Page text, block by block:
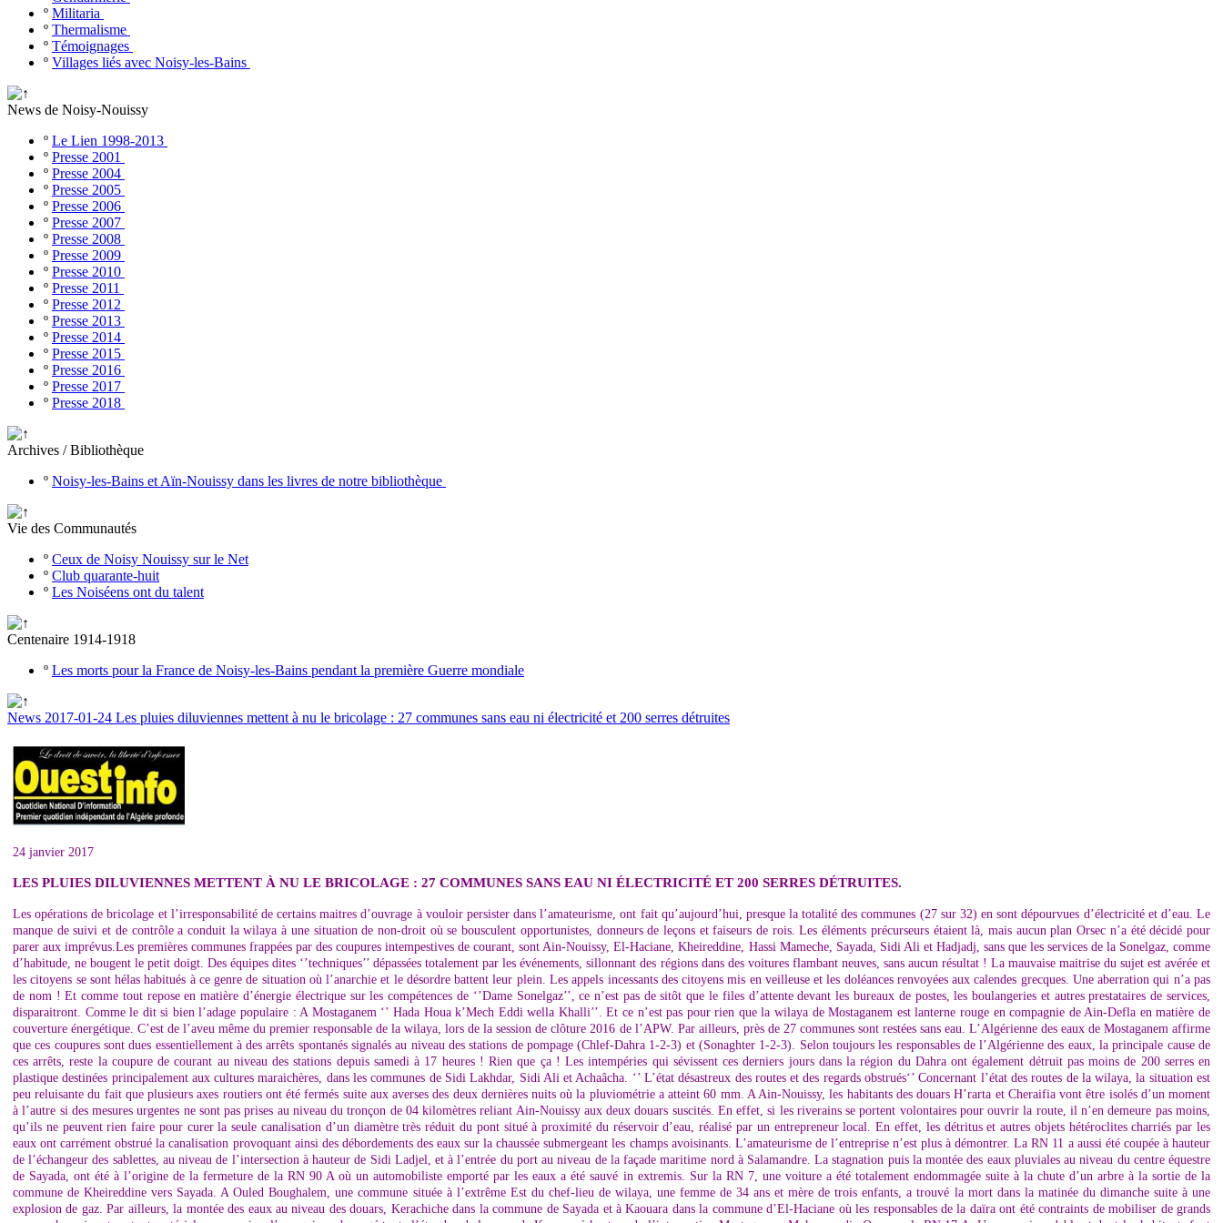
º Militaria
º Thermalisme
º Témoignages
º Villages liés avec Noisy-les-Bains
News de Noisy-Nouissy
º Le Lien 1998-2013
º Presse 2001
º Presse 2004
º Presse 2005
º Presse 2006
º Presse 2007
º Presse 2008
º Presse 2009
º Presse 2010
º Presse 2011
º Presse 2012
º Presse 2013
º Presse 2014
º Presse 2015
º Presse 2016
º Presse 2017
º Presse 2018
Archives / Bibliothèque
º Noisy-les-Bains et Aïn-Nouissy dans les livres de notre bibliothèque
Vie des Communautés
º Ceux de Noisy Nouissy sur le Net
º Club quarante-huit
º Les Noiséens ont du talent
Centenaire 1914-1918
º Les morts pour la France de Noisy-les-Bains pendant la première Guerre mondiale
News 2017-01-24 Les pluies diluviennes mettent à nu le bricolage : 27 communes sans eau ni électricité et 200 serres détruites
24 janvier 2017
LES PLUIES DILUVIENNES METTENT À NU LE BRICOLAGE : 27 COMMUNES SANS EAU NI ÉLECTRICITÉ ET 200 SERRES DÉTRUITES.
Les opérations de bricolage et l’irresponsabilité de certains maitres d’ouvrage à vouloir persister dans l’amateurisme, ont fait qu’aujourd’hui, presque la totalité des communes (27 sur 32) en sont dépourvues d’électricité et d’eau. Le
manque de suivi et de contrôle a conduit la wilaya à une situation de non-droit où se bousculent opportunistes, donneurs de leçons et faiseurs de rois. Les éléments précurseurs étaient là, mais aucun plan Orsec n’a été décidé pour
parer aux imprévus.Les premières communes frappées par des coupures intempestives de courant, sont Ain-Nouissy, El-Haciane, Kheireddine, Hassi Mameche, Sayada, Sidi Ali et Hadjadj, sans que les services de la Sonelgaz, comme
d’habitude, ne bougent le petit doigt. Des équipes dites ‘’techniques’’ dépassées totalement par les événements, sillonnant des régions dans des voitures flambant neuves, sans aucun résultat ! La mauvaise maitrise du sujet est avérée et
les citoyens se sont hélas habitués à ce genre de situation où l’anarchie et le désordre battent leur plein. Les appels incessants des citoyens mis en veilleuse et les doléances renvoyées aux calendes grecques. Une aberration qui n’a pas
de nom ! Et comme tout repose en matière d’énergie électrique sur les compétences de ‘’Dame Sonelgaz’’, ce n’est pas de sitôt que le files d’attente devant les bureaux de postes, les boulangeries et autres prestataires de services,
disparaitront. Comme le dit si bien l’adage populaire : A Mostaganem ‘’ Hada Houa k’Mech Eddi wella Khalli’’. Et ce n’est pas pour rien que la wilaya de Mostaganem est lanterne rouge en compagnie de Ain-Defla en matière de
couverture énergétique. C’est de l’aveu même du premier responsable de la wilaya, lors de la session de clôture 2016 de l’APW. Par ailleurs, près de 27 communes sont restées sans eau. L’Algérienne des eaux de Mostaganem affirme
que ces coupures sont dues essentiellement à des arrêts spontanés signalés au niveau des stations de pompage (Chlef-Dahra 1-2-3) et (Sonaghter 1-2-3). Selon toujours les responsables de l’Algérienne des eaux, la principale cause de
ces arrêts, reste la coupure de courant au niveau des stations depuis samedi à 17 heures ! Rien que ça ! Les intempéries qui sévissent ces derniers jours dans la région du Dahra ont également détruit pas moins de 200 serres en
plastique destinées principalement aux cultures maraichères, dans les communes de Sidi Lakhdar, Sidi Ali et Achaâcha. ‘’ L’état désastreux des routes et des regards obstrués‘’ Concernant l’état des routes de la wilaya, la situation est
peu reluisante du fait que plusieurs axes routiers ont été fermés suite aux averses des deux dernières nuits où la pluviométrie a atteint 60 mm. A Ain-Nouissy, les habitants des douars H’rarta et Cheraifia vont être isolés d’un moment
à l’autre si des mesures urgentes ne sont pas prises au niveau du tronçon de 04 kilomètres reliant Ain-Nouissy aux deux douars suscités. En effet, si les riverains se portent volontaires pour ouvrir la route, il n’en demeure pas moins,
qu’ils ne peuvent rien faire pour curer la seule canalisation d’un diamètre très réduit du pont situé à proximité du réservoir d’eau, réalisé par un entrepreneur local. En effet, les détritus et autres objets hétéroclites charriés par les
eaux ont carrément obstrué la canalisation provoquant ainsi des débordements des eaux sur la chaussée submergeant les champs avoisinants. L’amateurisme de l’entreprise n’est plus à démontrer. La RN 11 a aussi été coupée à hauteur
de l’échangeur des sablettes, au niveau de l’intersection à hauteur de Sidi Ladjel, et à l’entrée du port au niveau de la façade maritime nord à Salamandre. La stagnation puis la montée des eaux pluviales au niveau du centre équestre
de Sayada, ont été à l’origine de la fermeture de la RN 90 A où un automobiliste emporté par les eaux a été sauvé in extremis. Sur la RN 7, une voiture a été totalement endommagée suite à la chute d’un arbre à la sortie de la
commune de Kheireddine vers Sayada. A Ouled Boughalem, une commune située à l’extrême Est du chef-lieu de wilaya, une femme de 34 ans et mère de trois enfants, a trouvé la mort dans la matinée du dimanche suite à une
explosion de gaz. Par ailleurs, la montée des eaux au niveau des douars, Kerachiche dans la commune de Sayada et à Kaouara dans la commune d’El-Haciane où les responsables de la daïra ont été contraints de mobiliser de grands